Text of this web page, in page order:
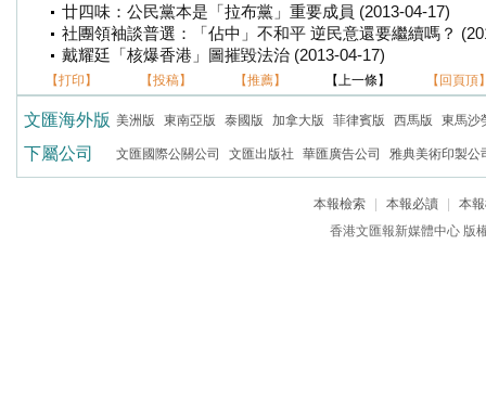
廿四味：公民黨本是「拉布黨」重要成員 (2013-04-17)
社團領袖談普選：「佔中」不和平 逆民意還要繼續嗎？
戴耀廷「核爆香港」圖摧毀法治 (2013-04-17)
【打印】 【投稿】 【推薦】 【上一條】 【回頁頂
文匯海外版 美洲版 東南亞版 泰國版 加拿大版 菲律賓版 西馬版 東馬沙
下屬公司 文匯國際公關公司 文匯出版社 華匯廣告公司 雅典美術印製公
本報檢索 本報必讀
本
香港文匯報新媒體中心 版